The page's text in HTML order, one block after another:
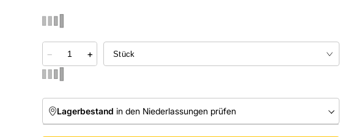
− +
Lagerbestand in den Niederlassungen prüfen